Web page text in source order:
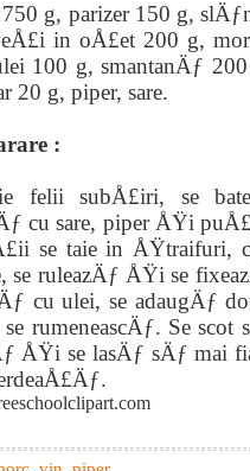
750 g, parizer 150 g,
in oÅ£et 200 g,
100 g, smantanÄƒ
20 g, piper, sare.
:
felii subÅ£iri, se
cu sare, piper ÅŸi
se taie in ÅŸtraifuri,
se ruleazÄƒ ÅŸi se
cu ulei, se adaugÄƒ
rumeneascÄƒ. Se
ÅŸi se lasÄƒ sÄƒ mai